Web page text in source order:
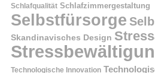
Schlafqualität Schlafzimmergestaltung
Selbstfürsorge
Skandinavisches Design
Technologische Innovation